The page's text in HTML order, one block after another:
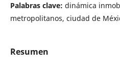
Palabras clave: dinámica
metropolitanos, ciudad de
Resumen